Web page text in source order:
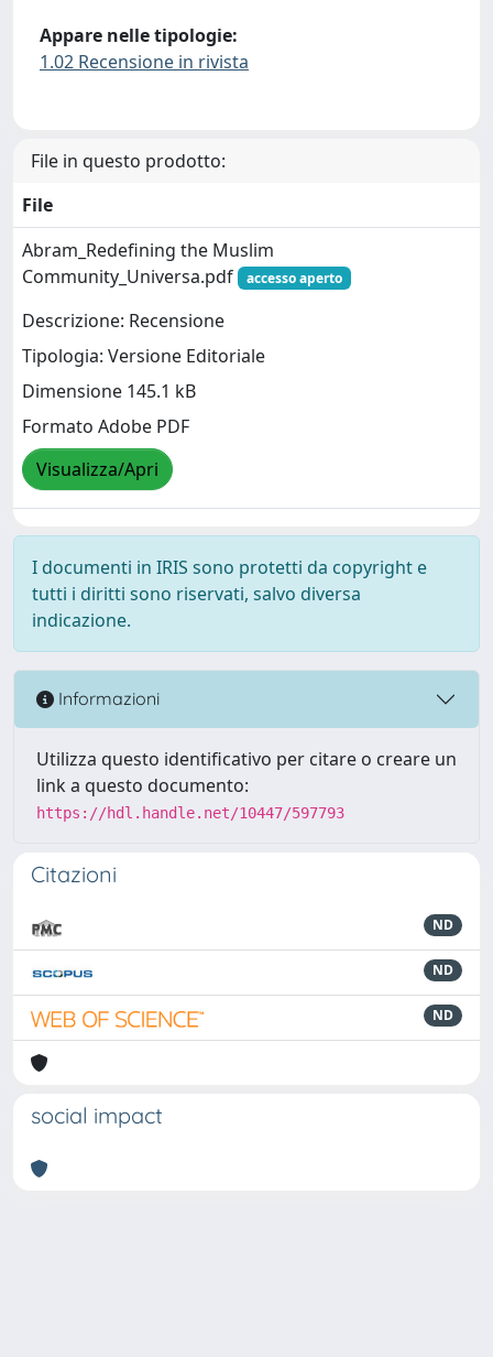
Appare nelle tipologie:
1.02 Recensione in rivista
File in questo prodotto:
File
Abram_Redefining the Muslim
Community_Universa.pdf
accesso aperto
Descrizione: Recensione
Tipologia: Versione Editoriale
Dimensione 145.1 kB
Formato Adobe PDF
Visualizza/Apri
I documenti in IRIS sono protetti da copyright e
tutti i diritti sono riservati, salvo diversa
indicazione.
Informazioni
Utilizza questo identificativo per citare o creare un
link a questo documento:
https://hdl.handle.net/10447/597793
Citazioni
ND
ND
ND
social impact